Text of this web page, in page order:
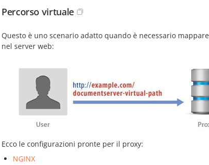
Percorso virtuale
Questo è uno scenario adatto quando è necessario
nel server web:
Ecco le configurazioni pronte per il proxy:
NGINX